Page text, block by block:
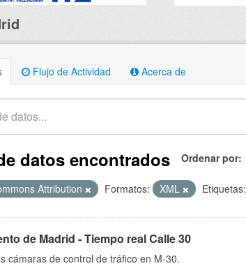
Flujo de Actividad Acerca de
Ordenar por
datos encontrados
Attribution Formatos: XML Etiquetas:
de Madrid - Tiempo real Calle 30
cámaras de control de tráfico en M-30.